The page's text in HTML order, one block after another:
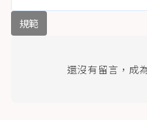
規範
還沒有留言，成